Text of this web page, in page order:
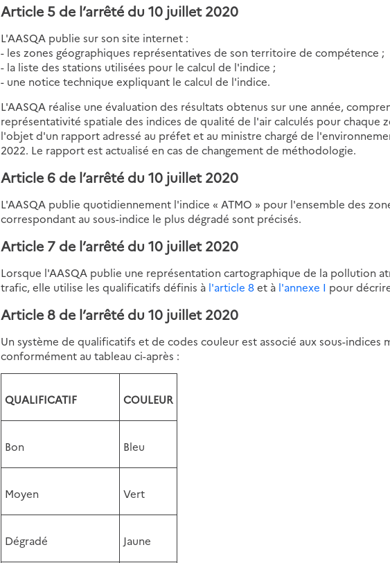
Article 5 de l’arrêté du 10 juillet 2020
L'AASQA publie sur son site internet :
- les zones géographiques représentatives de son territoire de compétence ;
- la liste des stations utilisées pour le calcul de l'indice ;
- une notice technique expliquant le calcul de l'indice.
L'AASQA réalise une évaluation des résultats obtenus sur une année,
représentativité spatiale des indices de qualité de l'air calculés pour chaque
l'objet d'un rapport adressé au préfet et au ministre chargé de
2022. Le rapport est actualisé en cas de changement de méthodologie.
Article 6 de l’arrêté du 10 juillet 2020
L'AASQA publie quotidiennement l'indice « ATMO » pour l'ensemble des
correspondant au sous-indice le plus dégradé sont précisés.
Article 7 de l’arrêté du 10 juillet 2020
Lorsque l'AASQA publie une représentation cartographique de la pollution
trafic, elle utilise les qualificatifs définis à l'article 8et à l'annexe I pour
Article 8 de l’arrêté du 10 juillet 2020
Un système de qualificatifs et de codes couleur est associé aux sous-indices
conformément au tableau ci-après :
QUALIFICATIF COULEUR
Bon Bleu
Moyen Vert
Dégradé Jaune